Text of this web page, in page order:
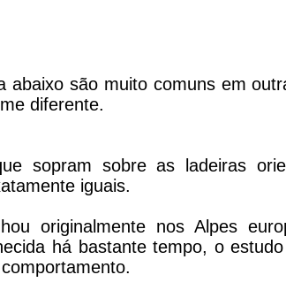
abaixo são muito comuns em
diferente.
sopram sobre as ladeiras
iguais.
originalmente nos Alpes
há bastante tempo, o